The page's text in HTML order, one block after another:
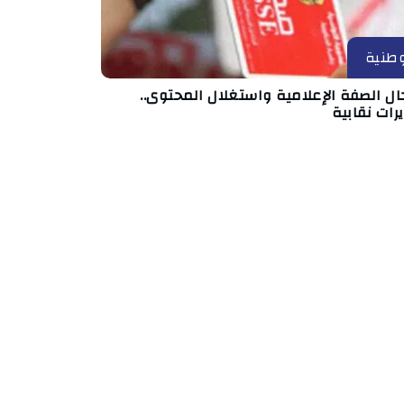
الصفة الإعلامية واستغلال المحتوى..
نقابية